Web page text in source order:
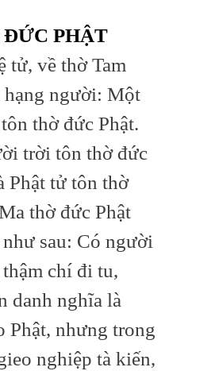
PHẬT
tử, về thờ Tam
hạng người: Một
thờ đức Phật.
trời tôn thờ đức
Phật tử tôn thờ
thờ đức Phật
sau: Có người
chí đi tu,
danh nghĩa là
Phật, nhưng trong
nghiệp tà kiến,